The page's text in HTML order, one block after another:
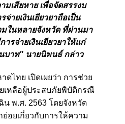
มเสียหาย เพื่อจัดสรรงบ
ายเงินเยียวยาถือเป็น
มในหลายจังหวัด ที่ผ่านมา
รจ่ายเงินเยียวยาให้แก่
บาท" นายนิพนธ์ กล่าว
ไทย เปิดเผยว่า การช่วย
ยเหลือผู้ประสบภัยพิบัติกรณี
พ.ศ. 2563 โดยจังหวัด
อยเกี่ยวกับการให้ความ